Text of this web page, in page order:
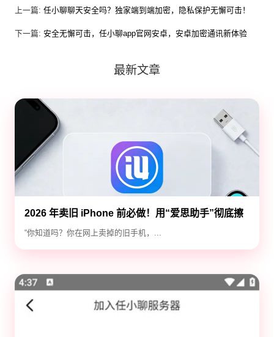
上一篇: 任小聊聊天安全吗？独家端到端加密，隐私保护无懈可击！
下一篇: 安全无懈可击，任小聊app官网安卓，安卓加密通讯新体验
最新文章
2026 年卖旧 iPhone 前必做！用“爱思助手”彻底擦
除隐私，防止数据泄露
“你知道吗？你在网上卖掉的旧手机，...